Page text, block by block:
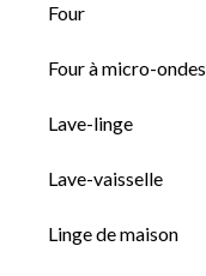
Four
Four à micro-ondes
Lave-linge
Lave-vaisselle
Linge de maison